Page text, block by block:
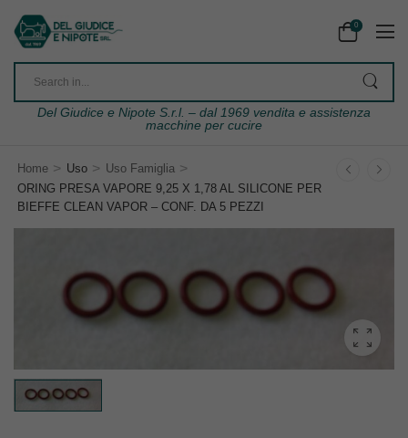
0
Del Giudice e Nipote S.r.l. – dal 1969 vendita e assistenza
macchine per cucire
Home > Uso > Uso Famiglia >
ORING PRESA VAPORE 9,25 X 1,78 AL SILICONE PER
BIEFFE CLEAN VAPOR – CONF. DA 5 PEZZI